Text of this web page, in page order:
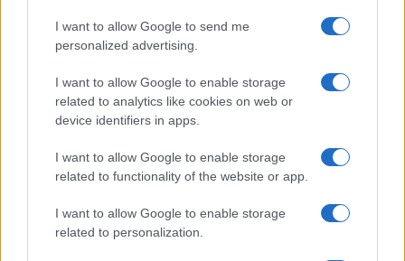
I want to allow Google to send me
personalized advertising.
I want to allow Google to enable storage
related to analytics like cookies on web or
device identifiers in apps.
I want to allow Google to enable storage
related to functionality of the website or app.
I want to allow Google to enable storage
related to personalization.
UFFICIALE: il Lazio torna in zona
rossa. Approvato il nuovo
decreto legge anti-Covid
17enne aggredito a
Colleferro –
convalida di
arresto
FIUMICINO 22enne
ubriaco precipita
casa: è grave